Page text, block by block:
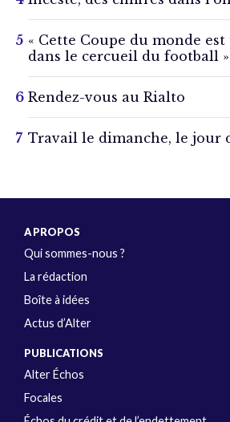
« Cette Coupe du monde
dans le cercueil du football »
Rendez-vous au Rialto
Travail le dimanche, le jour
A PROPOS
Qui sommes-nous ?
La rédaction
Boîte à idées
Actus d’Alter
PUBLICATIONS
Alter Échos
Focales